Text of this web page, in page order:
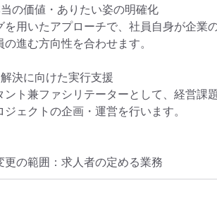
の価値・ありたい姿の明確化
を用いたアプローチで、社員自身が企業
の進む方向性を合わせます。
決に向けた実行支援
ント兼ファシリテーターとして、経営課
ジェクトの企画・運営を行います。
の範囲：求人者の定める業務